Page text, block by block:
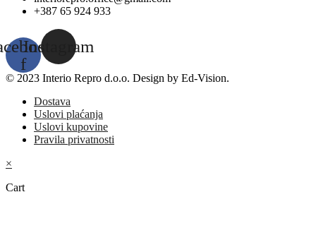
+387 65 924 933
f
Instagram
© 2023 Interio Repro d.o.o. Design by Ed-Vision.
Dostava
Uslovi plaćanja
Uslovi kupovine
Pravila privatnosti
×
Cart